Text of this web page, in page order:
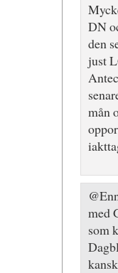
DN
den
just
mån
med
som